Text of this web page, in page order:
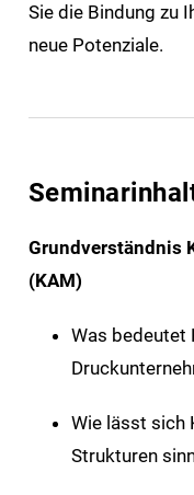
Sie die Bindung zu
neue Potenziale.
Grundverständnis
(KAM)
Was bedeutet
Wie lässt sich
Strukturen